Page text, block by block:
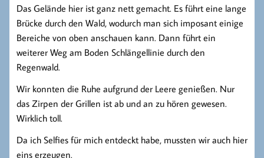
Das Gelände hier ist ganz nett gemacht. Es führt eine lange
Brücke durch den Wald, wodurch man sich imposant einige
Bereiche von oben anschauen kann. Dann führt ein
weiterer Weg am Boden Schlängellinie durch den
Regenwald.
Wir konnten die Ruhe aufgrund der Leere genießen. Nur
das Zirpen der Grillen ist ab und an zu hören gewesen.
Wirklich toll.
Da ich Selfies für mich entdeckt habe, mussten wir auch hier
eins erzeugen.